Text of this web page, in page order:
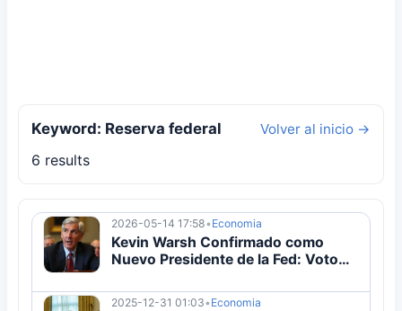
Keyword: Reserva federal Volver al inicio →
6 results
2026-05-14 17:58• Economia
Kevin Warsh Confirmado como
Nuevo Presidente de la Fed: Voto
2025-12-31 01:03• Economia